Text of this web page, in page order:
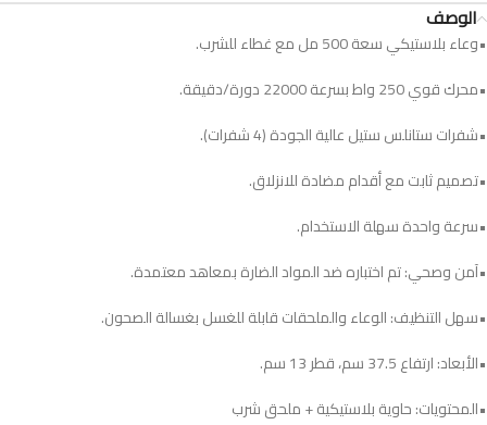
الوصف
•وعاء بلاستيكي سعة 500 مل مع غطاء للشرب.
•محرك قوي 250 واط بسرعة 22000 دورة/دقيقة.
•شفرات ستانلس ستيل عالية الجودة (4 شفرات).
•تصميم ثابت مع أقدام مضادة للانزلاق.
•سرعة واحدة سهلة الاستخدام.
•آمن وصحي: تم اختباره ضد المواد الضارة بمعاهد معتمدة.
•سهل التنظيف: الوعاء والملحقات قابلة للغسل بغسالة الصحون.
•الأبعاد: ارتفاع 37.5 سم، قطر 13 سم.
•المحتويات: حاوية بلاستيكية + ملحق شرب